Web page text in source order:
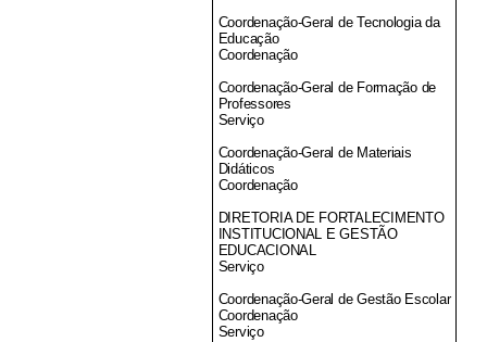
Coordenação-Geral de Tecnologia da
Educação
Coordenação
Coordenação-Geral de Formação de
Professores
Serviço
Coordenação-Geral de Materiais
Didáticos
Coordenação
DIRETORIA DE FORTALECIMENTO
INSTITUCIONAL E GESTÃO
EDUCACIONAL
Serviço
Coordenação-Geral de Gestão Escolar
Coordenação
Serviço